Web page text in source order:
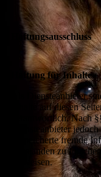
Haftungsausschluss
Haftung für Inhalte
Als Diensteanbieter
Inhalte auf diesen
verantwortlich. Nach
Diensteanbieter
gespeicherte fremde
Umständen zu
hinweisen.